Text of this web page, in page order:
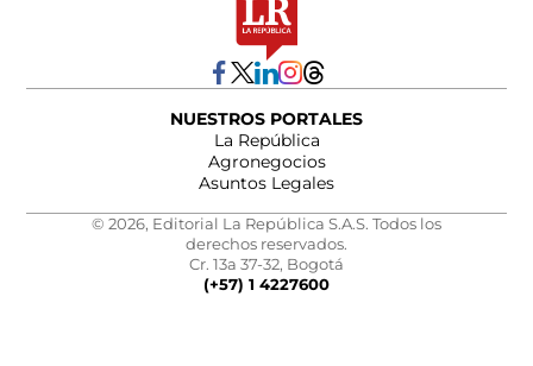
NUESTROS PORTALES
La República
Agronegocios
Asuntos Legales
© 2026, Editorial La República S.A.S. Todos los
derechos reservados.
Cr. 13a 37-32, Bogotá
(+57) 1 4227600